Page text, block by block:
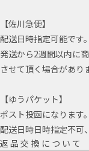
【佐川急便】
配送日時指定可能です。
発送から2週間以内に
させて頂く場合があり
【ゆうパケット】
ポスト投函になります。
配送日時日時指定不可
返品交換について